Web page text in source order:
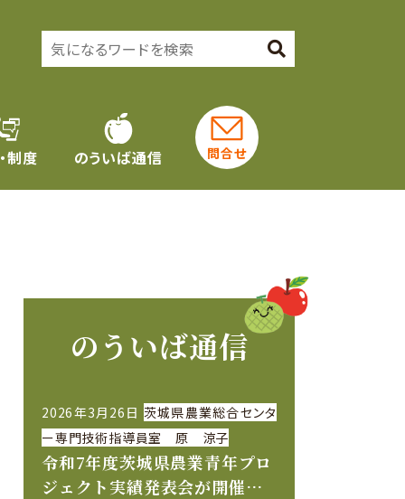
制度 のういば通信 問合せ
のういば通信
2026年3月26日 茨城県農業総合センタ
ー専門技術指導員室 原 涼子
令和7年度茨城県農業青年プロ
ジェクト実績発表会が開催さ